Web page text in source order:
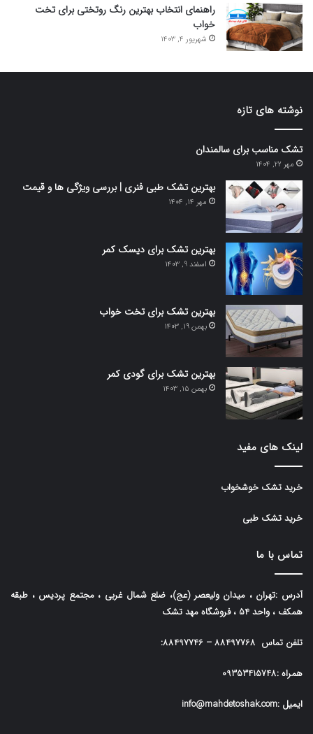
راهنمای انتخاب بهترین رنگ روتختی برای تخت
خواب
شهریور 4, 1403
نوشته های تازه
تشک مناسب برای سالمندان
مهر 22, 1404
بهترین تشک طبی فنری | بررسی ویژگی ها و قیمت
مهر 14, 1404
بهترین تشک برای دیسک کمر
اسفند 9, 1403
بهترین تشک برای تخت خواب
بهمن 19, 1403
بهترین تشک برای گودی کمر
بهمن 15, 1403
لینک های مفید
خرید تشک خوشخواب
خرید تشک طبی
تماس با ما
آدرس :تهران ، میدان ولیعصر (عج)، ضلع شمال غربی ، مجتمع پردیس ، طبقه
همکف ، واحد 54 ، فروشگاه مهد تشک
تلفن تماس 88497768
–
88497746
:
همراه :09353415748
ایمیل :info@mahdetoshak.com